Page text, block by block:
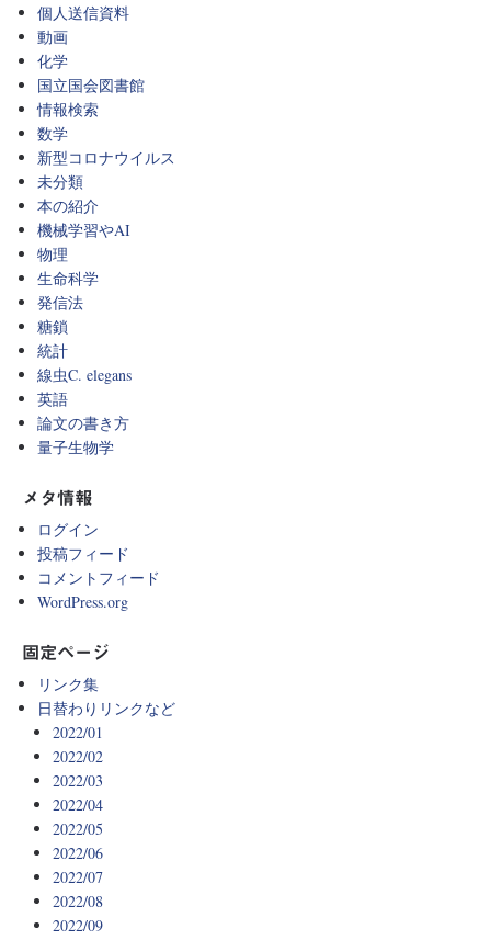
個人送信資料
動画
化学
国立国会図書館
情報検索
数学
新型コロナウイルス
未分類
本の紹介
機械学習やAI
物理
生命科学
発信法
糖鎖
統計
線虫C. elegans
英語
論文の書き方
量子生物学
メタ情報
ログイン
投稿フィード
コメントフィード
WordPress.org
固定ページ
リンク集
日替わりリンクなど
2022/01
2022/02
2022/03
2022/04
2022/05
2022/06
2022/07
2022/08
2022/09